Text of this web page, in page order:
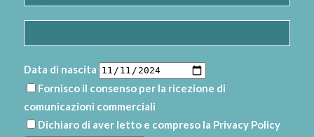
Data di nascita
Fornisco il consenso per la ricezione di
comunicazioni commerciali
Dichiaro di aver letto e compreso la Privacy Policy